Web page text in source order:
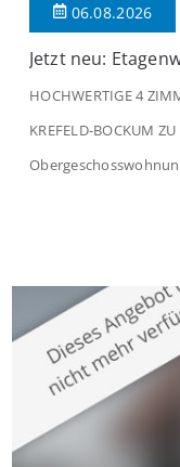
06.08.2026
Jetzt neu:
HOCHWERTIGE 4
KREFELD-BOCKUM
großzügige Räume
modernen
verbindet. Der […]